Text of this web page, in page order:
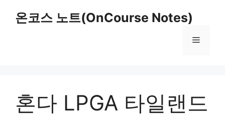
온코스 노트(OnCourse Notes)
Menu
혼다 LPGA 타일랜드